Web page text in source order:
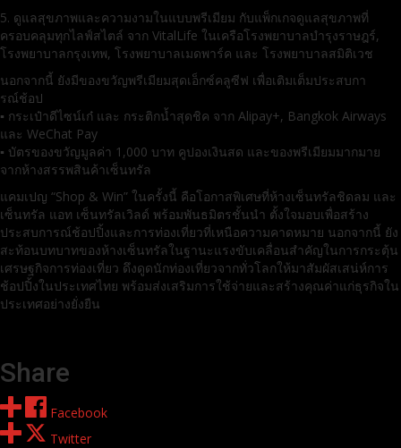
5. ดูแลสุขภาพและความงามในแบบพรีเมียม กับแพ็กเกจดูแลสุขภาพที่
ครอบคลุมทุกไลฟ์สไตล์ จาก VitalLife ในเครือโรงพยาบาลบำรุงราษฎร์,
โรงพยาบาลกรุงเทพ, โรงพยาบาลเมดพาร์ค และ โรงพยาบาลสมิติเวช
นอกจากนี้ ยังมีของขวัญพรีเมียมสุดเอ็กซ์คลูซีฟ เพื่อเติมเต็มประสบกา
รณ์ช้อป
▪ กระเป๋าดีไซน์เก๋ และ กระติกน้ำสุดชิค จาก Alipay+, Bangkok Airways
และ WeChat Pay
▪ บัตรของขวัญมูลค่า 1,000 บาท คูปองเงินสด และของพรีเมียมมากมาย
จากห้างสรรพสินค้าเซ็นทรัล
แคมเปญ “Shop & Win” ในครั้งนี้ คือโอกาสพิเศษที่ห้างเซ็นทรัลชิดลม และ
เซ็นทรัล แอท เซ็นทรัลเวิลด์ พร้อมพันธมิตรชั้นนำ ตั้งใจมอบเพื่อสร้าง
ประสบการณ์ช้อปปิ้งและการท่องเที่ยวที่เหนือความคาดหมาย นอกจากนี้ ยัง
สะท้อนบทบาทของห้างเซ็นทรัลในฐานะแรงขับเคลื่อนสำคัญในการกระตุ้น
เศรษฐกิจการท่องเที่ยว ดึงดูดนักท่องเที่ยวจากทั่วโลกให้มาสัมผัสเสน่ห์การ
ช้อปปิ้งในประเทศไทย พร้อมส่งเสริมการใช้จ่ายและสร้างคุณค่าแก่ธุรกิจใน
ประเทศอย่างยั่งยืน
Share
Facebook
Twitter